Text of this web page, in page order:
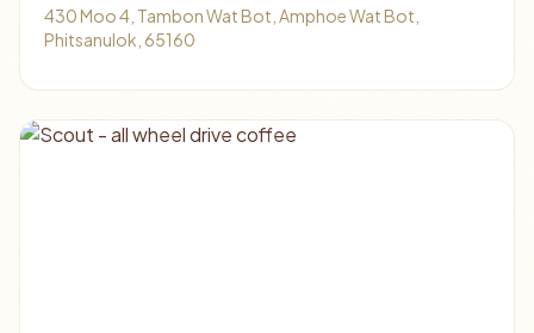
430 Moo 4, Tambon Wat Bot, Amphoe Wat Bot,
Phitsanulok, 65160